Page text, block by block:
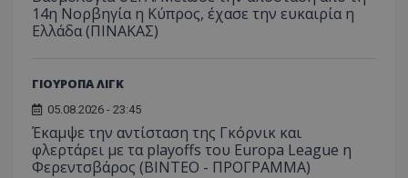
14η Νορβηγία η Κύπρος, έχασε την ευκαιρία η
Ελλάδα (ΠΙΝΑΚΑΣ)
ΓΙΟΥΡΟΠΑ ΛΙΓΚ
05.08.2026 - 23:45
Έκαμψε την αντίσταση της Γκόρνικ και
φλερτάρει με τα playoffs του Europa League η
Φερεντσβάρος (ΒΙΝΤΕΟ - ΠΡΟΓΡΑΜΜΑ)